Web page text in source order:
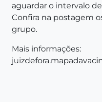
aguardar o intervalo
Confira na postagem
grupo.
Mais informações: